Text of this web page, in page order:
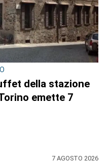
della stazione
emette 7
7 AGOSTO 2026